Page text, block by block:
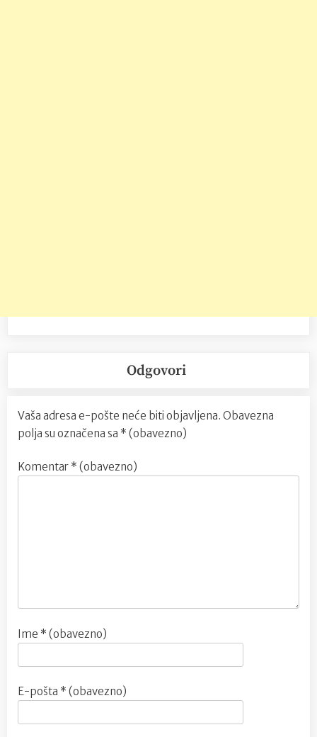
Odgovori
Vaša adresa e-pošte neće biti objavljena. Obavezna
polja su označena sa * (obavezno)
Komentar * (obavezno)
Ime * (obavezno)
E-pošta * (obavezno)